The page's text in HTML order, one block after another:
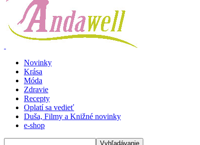
Novinky
Krása
Móda
Zdravie
Recepty
Oplatí sa vedieť
Duša, Filmy a Knižné novinky
e-shop